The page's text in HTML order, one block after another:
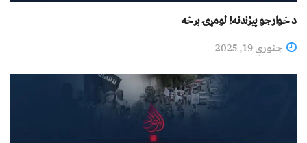
د خوارجو پيژندنه! لومړۍ برخه
جنوري 19, 2025